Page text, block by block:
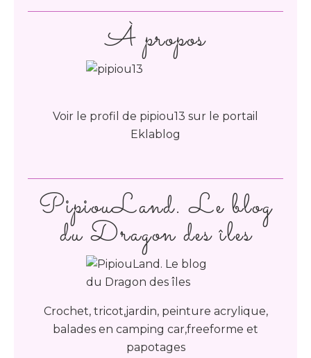
PipiouLand. Le blog
du Dragon des îles
Crochet, tricot,jardin, peinture acrylique,
balades en camping car,freeforme et
papotages
À propos
Voir le profil de pipiou13 sur le portail
Eklablog